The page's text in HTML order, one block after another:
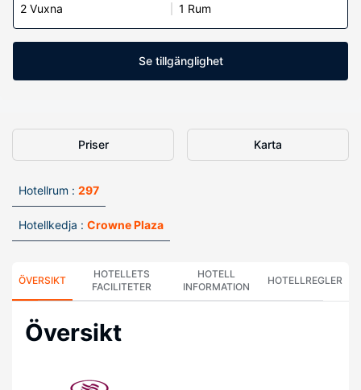
2 Vuxna 1 Rum
Se tillgänglighet
Priser Karta
Hotellrum : 297
Hotellkedja : Crowne Plaza
ÖVERSIKT
HOTELLETS
FACILITETER
HOTELL
INFORMATION
HOTELLREGLER
Översikt